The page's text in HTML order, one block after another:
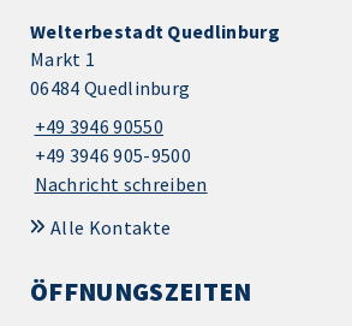
Welterbestadt Quedlinburg
Markt 1
06484 Quedlinburg
+49 3946 90550
+49 3946 905-9500
Nachricht schreiben
Alle Kontakte
ÖFFNUNGSZEITEN